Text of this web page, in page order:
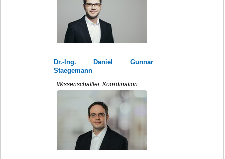
Dr.-Ing. Daniel Gunnar
Staegemann
Wissenschaftler, Koordination